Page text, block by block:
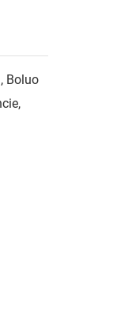
Boluo